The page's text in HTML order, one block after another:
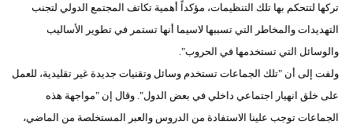
تركها لتتحكم بها تلك التنظيمات، مؤكداً أهمية تكاتف المجتمع الدولي لتجنب
التهديدات والمخاطر التي تسببها لاسيما أنها تستمر في تطوير الأساليب
والوسائل التي تستخدمها في الحروب".
ولفت إلى أن "تلك الجماعات تستخدم وسائل وتقنيات جديدة غير تقليدية، للعمل
على خلق انهيار اجتماعي داخلي في بعض الدول". وقال إن "مواجهة هذه
الجماعات توجب علينا الاستفادة من الدروس والعبر المستخلصة من الماضي،